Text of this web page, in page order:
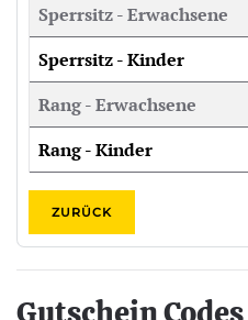
Sperrsitz - Erwachsene
Sperrsitz - Kinder
Rang - Erwachsene
Rang - Kinder
ZURÜCK
Gutschein Codes